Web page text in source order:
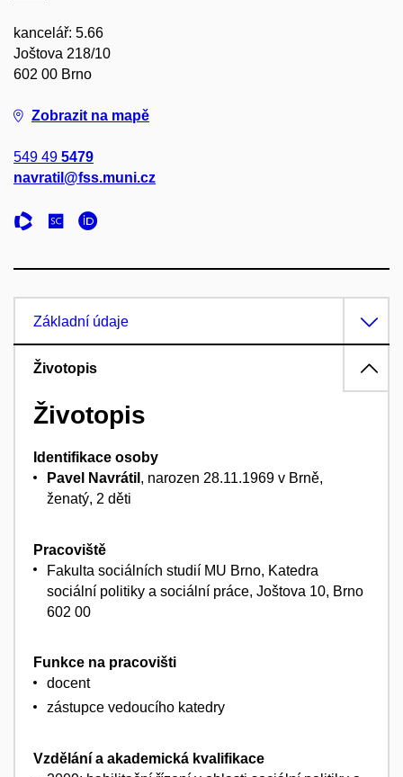
kancelář: 5.66
Joštova 218/10
602 00 Brno
Zobrazit na mapě
549 49 5479
navratil@fss.muni.cz
Základní údaje
Životopis
Životopis
Identifikace osoby
Pavel Navrátil , narozen 28.11.1969 v Brně,
ženatý, 2 děti
Pracoviště
Fakulta sociálních studií MU Brno, Katedra
sociální politiky a sociální práce, Joštova 10, Brno
602 00
Funkce na pracovišti
docent
zástupce vedoucího katedry
Vzdělání a akademická kvalifikace